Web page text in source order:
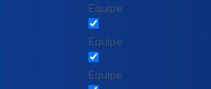
Equipe
Equipe
Equipe